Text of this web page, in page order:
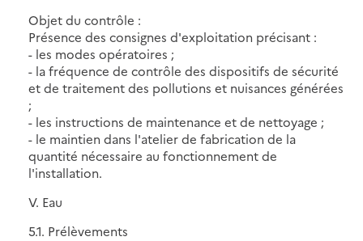
Objet du contrôle :
Présence des consignes d'exploitation précisant :
- les modes opératoires ;
- la fréquence de contrôle des dispositifs de sécurité
et de traitement des pollutions et nuisances générées
;
- les instructions de maintenance et de nettoyage ;
- le maintien dans l'atelier de fabrication de la
quantité nécessaire au fonctionnement de
l'installation.
V. Eau
5.1. Prélèvements